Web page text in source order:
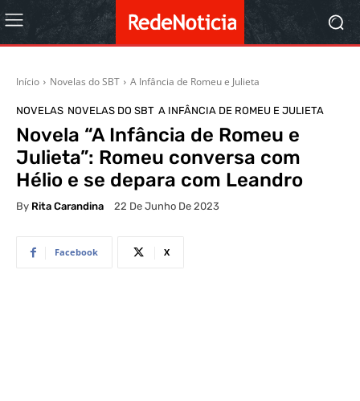
Início Novelas do SBT A Infância de Romeu e Julieta
NOVELAS NOVELAS DO SBT A INFÂNCIA DE ROMEU E JULIETA
Novela “A Infância de Romeu e
Julieta”: Romeu conversa com
Hélio e se depara com Leandro
By Rita Carandina 22 De Junho De 2023
Facebook X